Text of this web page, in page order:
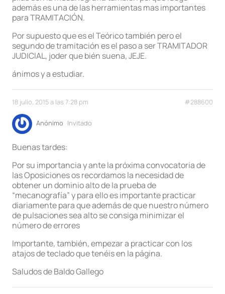
además es una de las herramientas mas importantes
para TRAMITACIÓN.
Por supuesto que es el Teórico también pero el
segundo de tramitación es el paso a ser TRAMITADOR
JUDICIAL, joder que bién suena, JEJE.
ánimos y a estudiar.
18 julio, 2015 a las 7:28 pm #288600
Anónimo Invitado
Buenas tardes:
Por su importancia y ante la próxima convocatoria de
las Oposiciones os recordamos la necesidad de
obtener un dominio alto de la prueba de
“mecanografía” y para ello es importante practicar
diariamente para que además de que nuestro número
de pulsaciones sea alto se consiga minimizar el
número de errores
Importante, también, empezar a practicar con los
atajos de teclado que tenéis en la página.
Saludos de Baldo Gallego